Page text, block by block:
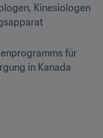
Kinesiologen
für